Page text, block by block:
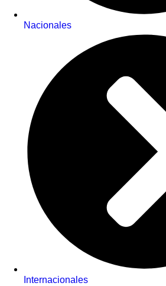
Nacionales
Internacionales